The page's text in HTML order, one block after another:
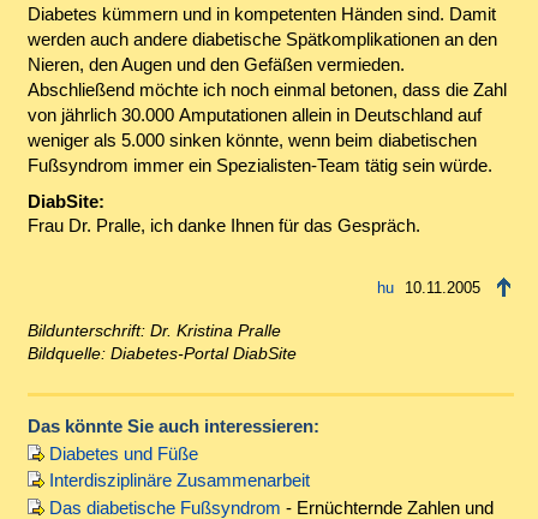
Diabetes kümmern und in kompetenten Händen sind. Damit
werden auch andere diabetische Spätkomplikationen an den
Nieren, den Augen und den Gefäßen vermieden.
Abschließend möchte ich noch einmal betonen, dass die Zahl
von jährlich 30.000 Amputationen allein in Deutschland auf
weniger als 5.000 sinken könnte, wenn beim diabetischen
Fußsyndrom immer ein Spezialisten-Team tätig sein würde.
DiabSite:
Frau Dr. Pralle, ich danke Ihnen für das Gespräch.
10.11.2005
Bildunterschrift: Dr. Kristina Pralle
Bildquelle: Diabetes-Portal DiabSite
Das könnte Sie auch interessieren:
Diabetes und Füße
Interdisziplinäre Zusammenarbeit
Das diabetische Fußsyndrom - Ernüchternde Zahlen und